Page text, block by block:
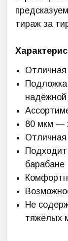
тираж за
Отличная
Подложка
80 мкм —
Отличная
Подходит
барабане
Не
тяжёлых